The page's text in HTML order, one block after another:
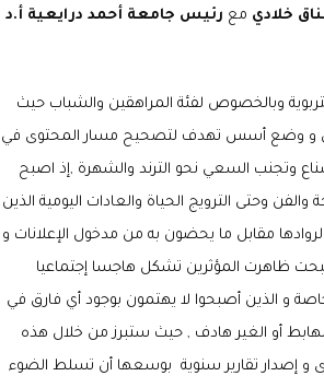
خلادي مع رئيس جامعة أحمد درايعية أ.د
وبالخصوص لفئة المراهقين والشباب حيث
و وضع أسس تهدف لتصحيح مسار المحتوى في
وتجنب السعي نحو الترند والشهرة ,إذ اصبح
وحتى الترويج الحياة والعادات اليومية الذين
مقابل ما يحضون به من مدخول الإعلانات و
ظاهرت المؤثرين تشكل هاجسا إجتماعيا
و الذين أصبحوا لا يهتمون بوجود أي فارق في
أو الغير هادف , حيث ستبرز من خلال هذه
إصدار تقارير سنوية بوسعها أن تسلط الضوء